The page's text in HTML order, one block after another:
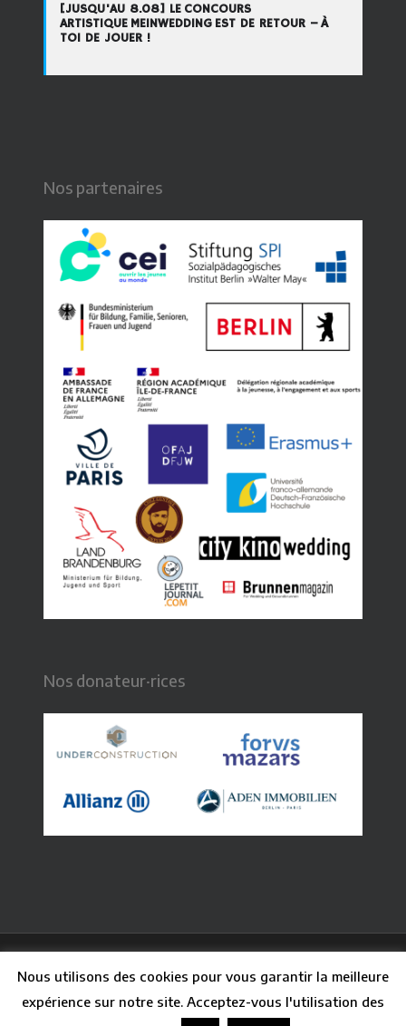
[JUSQU'AU 8.08] LE CONCOURS
ARTISTIQUE MEINWEDDING EST DE RETOUR – À
TOI DE JOUER !
Nos partenaires
Nos donateur·rices
Claire Paq| Webdesign : Guillaume Besson
Nous utilisons des cookies pour vous garantir la meilleure
expérience sur notre site. Acceptez-vous l'utilisation des